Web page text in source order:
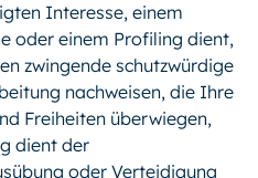
Interesse, einem
oder einem Profiling dient,
zwingende schutzwürdige
nachweisen, die Ihre
Freiheiten überwiegen,
dient der
oder Verteidigung